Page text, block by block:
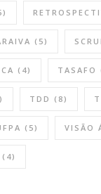
(5)
(4) TASAFO
TDD (8)
(5) VISÃO
(4)